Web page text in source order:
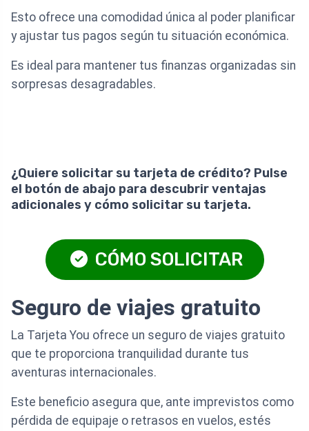
Esto ofrece una comodidad única al poder planificar
y ajustar tus pagos según tu situación económica.
Es ideal para mantener tus finanzas organizadas sin
sorpresas desagradables.
¿Quiere solicitar su tarjeta de crédito? Pulse
el botón de abajo para descubrir ventajas
adicionales y cómo solicitar su tarjeta.
CÓMO SOLICITAR
Seguro de viajes gratuito
La Tarjeta You ofrece un seguro de viajes gratuito
que te proporciona tranquilidad durante tus
aventuras internacionales.
Este beneficio asegura que, ante imprevistos como
pérdida de equipaje o retrasos en vuelos, estés